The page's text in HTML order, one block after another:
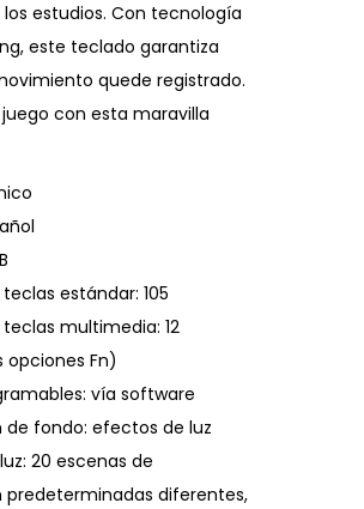
estudios. Con tecnología
este teclado garantiza
quede registrado.
juego con esta maravilla
estándar: 105
multimedia: 12
opciones Fn)
vía software
de fondo: efectos de luz
20 escenas de
predeterminadas diferentes,